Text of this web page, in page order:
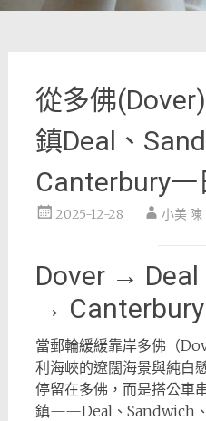
從多佛
鎮Deal、
Canterbury
2025-12-28 小美 陳
Dover →
→
當郵輪緩緩靠岸多佛（
利海峽的遼闊海景與純白
停留在多佛，而是搭公車
鎮——Deal、Sandwich